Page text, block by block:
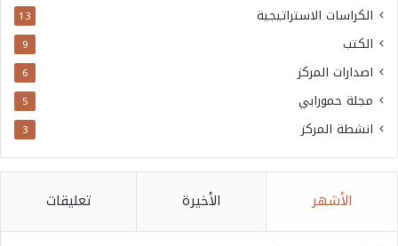
الكراسات الاستراتيجية 13
الكتب 9
اصدارات المركز 6
مجلة حمورابي 5
انشطة المركز 3
الأشهر الأخيرة تعليقات